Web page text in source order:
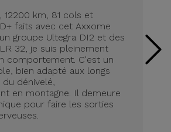
12200 km, 81 cols et
faits avec cet Axxome
groupe Ultegra DI2 et des
32, je suis pleinement
comportement. C'est un
bien adapté aux longs
dénivelé,
en montagne. Il demeure
pour faire les sorties